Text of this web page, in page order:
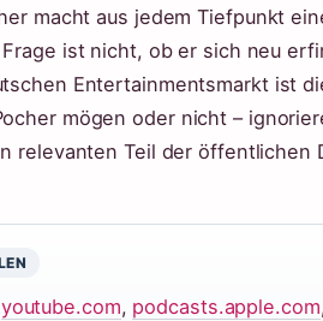
macht aus jedem Tiefpunkt
ist nicht, ob er sich neu
Entertainmentsmarkt ist
mögen oder nicht –
relevanten Teil der öffentlichen
youtube.com, podcasts.apple.com